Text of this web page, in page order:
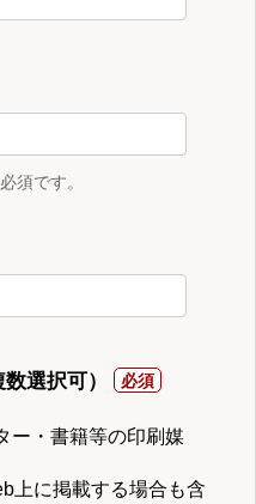
須です。
選択可）
ー・書籍等の印刷媒
上に掲載する場合も含